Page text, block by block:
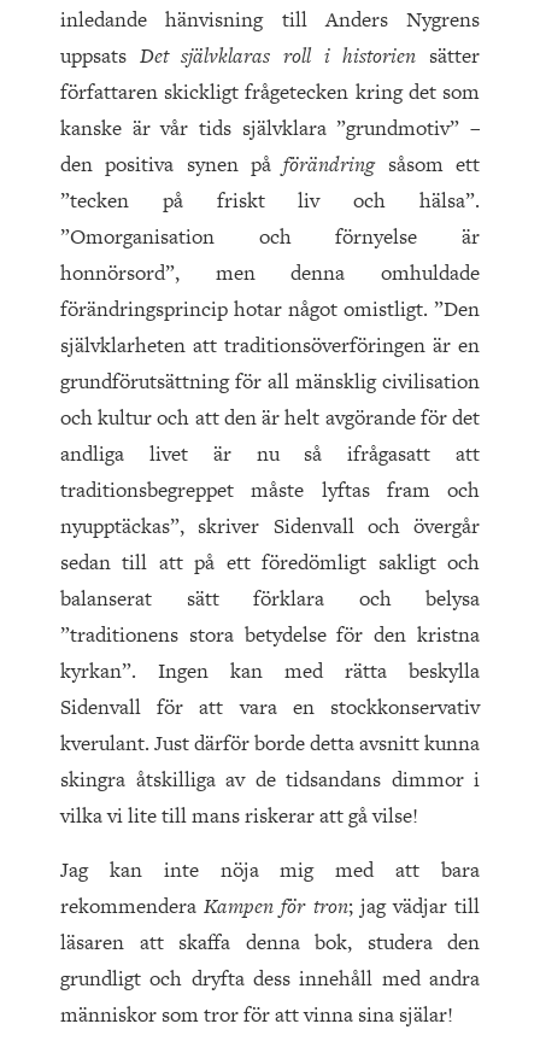
inledande hänvisning till Anders Nygrens
uppsats Det självklaras roll i historien sätter
författaren skickligt frågetecken kring det som
kanske är vår tids självklara ”grundmotiv” –
den positiva synen påförändring såsom ett
”tecken på friskt liv och hälsa”.
”Omorganisation och förnyelse är
honnörsord”, men denna omhuldade
förändringsprincip hotar något omistligt. ”Den
självklarheten att traditionsöverföringen är en
grundförutsättning för all mänsklig civilisation
och kultur och att den är helt avgörande för det
andliga livet är nu så ifrågasatt att
traditionsbegreppet måste lyftas fram och
nyupptäckas”, skriver Sidenvall och övergår
sedan till att på ett föredömligt sakligt och
balanserat sätt förklara och belysa
”traditionens stora betydelse för den kristna
kyrkan”. Ingen kan med rätta beskylla
Sidenvall för att vara en stockkonservativ
kverulant. Just därför borde detta avsnitt kunna
skingra åtskilliga av de tidsandans dimmor i
vilka vi lite till mans riskerar att gå vilse!
Jag kan inte nöja mig med att bara
rekommenderaKampen för tron; jag vädjar till
läsaren att skaffa denna bok, studera den
grundligt och dryfta dess innehåll med andra
människor som tror för att vinna sina själar!